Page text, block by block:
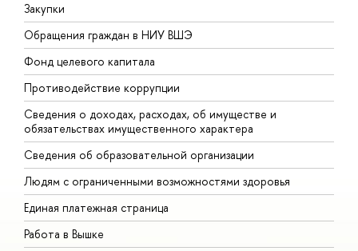
Закупки
Обращения граждан в НИУ ВШЭ
Фонд целевого капитала
Противодействие коррупции
Сведения о доходах, расходах, об имуществе и
обязательствах имущественного характера
Сведения об образовательной организации
Людям с ограниченными возможностями здоровья
Единая платежная страница
Работа в Вышке